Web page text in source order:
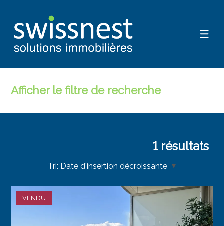
Afficher le filtre de recherche
1résultats
Tri: Date d'insertion décroissante
VENDU